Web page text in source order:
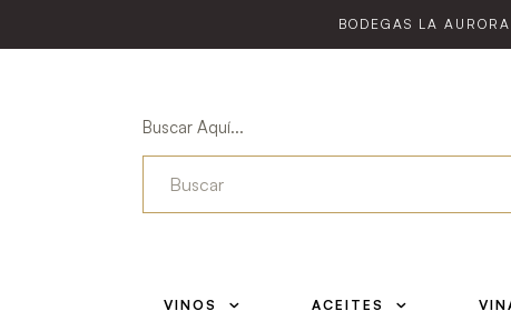
BODEGAS LA AURORA
Buscar Aquí...
VINOS ACEITES